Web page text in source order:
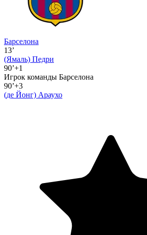
Барселона
13’
(Ямаль) Педри
90’+1
Игрок команды Барселона
90’+3
(де Йонг) Араухо